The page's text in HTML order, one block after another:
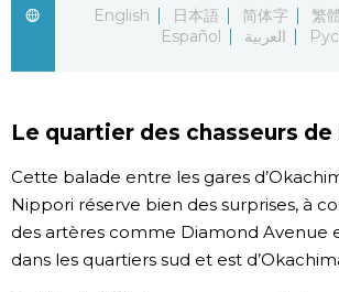
Tokyo
English
日本語 简体字 繁
Español
العربية
Le quartier des chasseurs
Cette balade entre les gares
Nippori réserve bien des surprises, à
des artères comme Diamond Avenue
dans les quartiers sud et est